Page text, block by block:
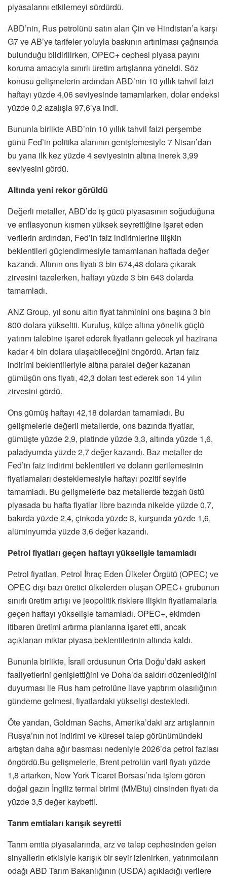
piyasalarını etkilemeyi sürdürdü.
ABD’nin, Rus petrolünü satın alan Çin ve Hindistan’a karşı
G7 ve AB’ye tarifeler yoluyla baskının artırılması çağrısında
bulunduğu bildirilirken, OPEC+ cephesi piyasa payını
koruma amacıyla sınırlı üretim artışlarına yöneldi. Söz
konusu gelişmelerin ardından ABD’nin 10 yıllık tahvil faizi
haftayı yüzde 4,06 seviyesinde tamamlarken, dolar endeksi
yüzde 0,2 azalışla 97,6’ya indi.
Bununla birlikte ABD’nin 10 yıllık tahvil faizi perşembe
günü Fed’in politika alanının genişlemesiyle 7 Nisan’dan
bu yana ilk kez yüzde 4 seviyesinin altına inerek 3,99
seviyesini gördü.
Altında yeni rekor görüldü
Değerli metaller, ABD’de iş gücü piyasasının soğuduğuna
ve enflasyonun kısmen yüksek seyrettiğine işaret eden
verilerin ardından, Fed’in faiz indirimlerine ilişkin
beklentileri güçlendirmesiyle tamamlanan haftada değer
kazandı. Altının ons fiyatı 3 bin 674,48 dolara çıkarak
zirvesini tazelerken, haftayı yüzde 3 bin 643 dolarda
tamamladı.
ANZ Group, yıl sonu altın fiyat tahminini ons başına 3 bin
800 dolara yükseltti. Kuruluş, külçe altına yönelik güçlü
yatırım talebine işaret ederek fiyatların gelecek yıl hazirana
kadar 4 bin dolara ulaşabileceğini öngördü. Artan faiz
indirimi beklentileriyle altına paralel değer kazanan
gümüşün ons fiyatı, 42,3 doları test ederek son 14 yılın
zirvesini gördü.
Ons gümüş haftayı 42,18 dolardan tamamladı. Bu
gelişmelerle değerli metallerde, ons bazında fiyatlar,
gümüşte yüzde 2,9, platinde yüzde 3,3, altında yüzde 1,6,
paladyumda yüzde 2,7 değer kazandı. Baz metaller de
Fed’in faiz indirimi beklentileri ve doların gerilemesinin
fiyatlamaları desteklemesiyle haftayı pozitif seyirle
tamamladı. Bu gelişmelerle baz metallerde tezgah üstü
piyasada bu hafta fiyatlar libre bazında nikelde yüzde 0,7,
bakırda yüzde 2,4, çinkoda yüzde 3, kurşunda yüzde 1,6,
alüminyumda yüzde 3,6 değer kazandı.
Petrol fiyatları geçen haftayı yükselişle tamamladı
Petrol fiyatları, Petrol İhraç Eden Ülkeler Örgütü (OPEC) ve
OPEC dışı bazı üretici ülkelerden oluşan OPEC+ grubunun
sınırlı üretim artışı ve jeopolitik risklere ilişkin fiyatlamalarla
geçen haftayı yükselişle tamamladı. OPEC+, ekimden
itibaren üretimi artırma planlarına işaret etti, ancak
açıklanan miktar piyasa beklentilerinin altında kaldı.
Bununla birlikte, İsrail ordusunun Orta Doğu’daki askeri
faaliyetlerini genişlettiğini ve Doha’da saldırı düzenlediğini
duyurması ile Rus ham petrolüne ilave yaptırım olasılığının
gündeme gelmesi, fiyatlardaki yükselişi destekledi.
Öte yandan, Goldman Sachs, Amerika’daki arz artışlarının
Rusya’nın not indirimi ve küresel talep görünümündeki
artıştan daha ağır basması nedeniyle 2026’da petrol fazlası
öngördü.​​​​​​​Bu gelişmelerle, Brent petrolün varil fiyatı yüzde
1,8 artarken, New York Ticaret Borsası’nda işlem gören
doğal gazın İngiliz termal birimi (MMBtu) cinsinden fiyatı da
yüzde 3,5 değer kaybetti.
Tarım emtiaları karışık seyretti
Tarım emtia piyasalarında, arz ve talep cephesinden gelen
sinyallerin etkisiyle karışık bir seyir izlenirken, yatırımcıların
odağı ABD Tarım Bakanlığının (USDA) açıkladığı verilere